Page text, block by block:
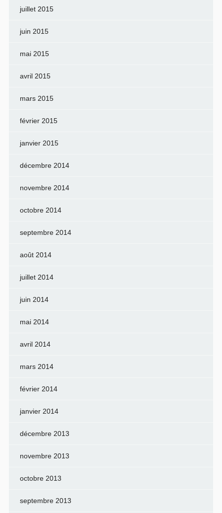
juillet 2015
juin 2015
mai 2015
avril 2015
mars 2015
février 2015
janvier 2015
décembre 2014
novembre 2014
octobre 2014
septembre 2014
août 2014
juillet 2014
juin 2014
mai 2014
avril 2014
mars 2014
février 2014
janvier 2014
décembre 2013
novembre 2013
octobre 2013
septembre 2013